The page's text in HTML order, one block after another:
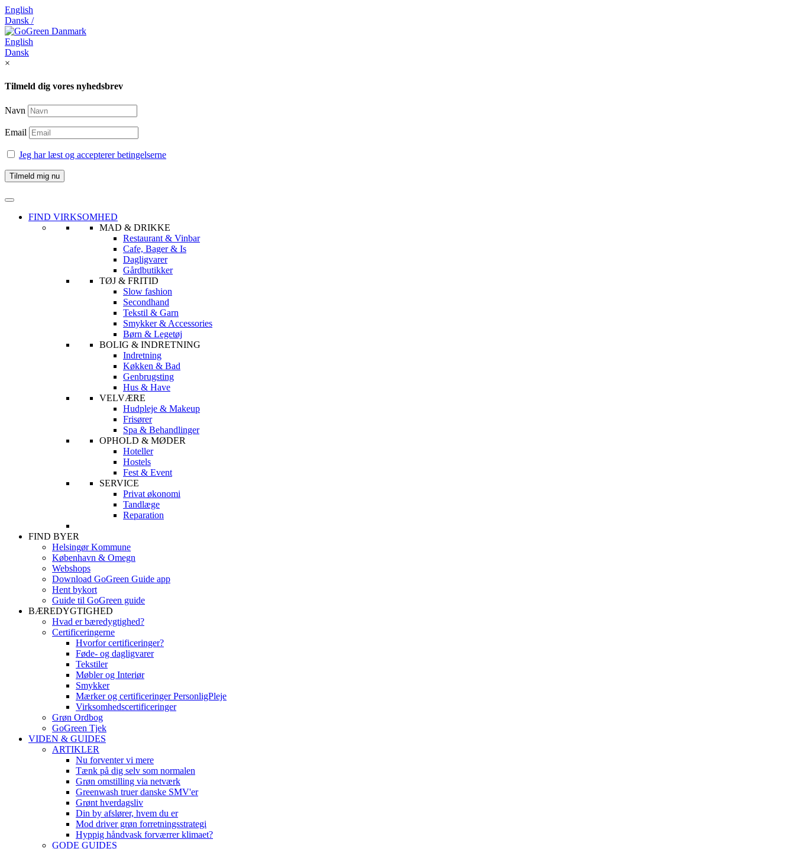
English
Dansk /
English
Dansk
×
Tilmeld dig vores nyhedsbrev
Navn
Email
Jeg har læst og accepterer betingelserne
FIND VIRKSOMHED
MAD & DRIKKE
Restaurant & Vinbar
Cafe, Bager & Is
Dagligvarer
Gårdbutikker
TØJ & FRITID
Slow fashion
Secondhand
Tekstil & Garn
Smykker & Accessories
Børn & Legetøj
BOLIG & INDRETNING
Indretning
Køkken & Bad
Genbrugsting
Hus & Have
VELVÆRE
Hudpleje & Makeup
Frisører
Spa & Behandlinger
OPHOLD & MØDER
Hoteller
Hostels
Fest & Event
SERVICE
Privat økonomi
Tandlæge
Reparation
FIND BYER
Helsingør Kommune
København & Omegn
Webshops
Download GoGreen Guide app
Hent bykort
Guide til GoGreen guide
BÆREDYGTIGHED
Hvad er bæredygtighed?
Certificeringerne
Hvorfor certificeringer?
Føde- og dagligvarer
Tekstiler
Møbler og Interiør
Smykker
Mærker og certificeringer PersonligPleje
Virksomhedscertificeringer
Grøn Ordbog
GoGreen Tjek
VIDEN & GUIDES
ARTIKLER
Nu forventer vi mere
Tænk på dig selv som normalen
Grøn omstilling via netværk
Greenwash truer danske SMV'er
Grønt hverdagsliv
Din by afslører, hvem du er
Mod driver grøn forretningsstrategi
Hyppig håndvask forværrer klimaet?
GODE GUIDES